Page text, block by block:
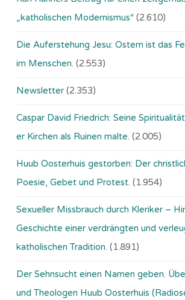
„katholischen Modernismus“ (2.610)
Die Auferstehung Jesu: Ostern ist das
im Menschen. (2.553)
Newsletter (2.353)
Caspar David Friedrich: Seine
er Kirchen als Ruinen malte. (2.005)
Huub Oosterhuis gestorben: Der
Poesie, Gebet und Protest. (1.954)
Sexueller Missbrauch durch Kleriker –
Geschichte einer verdrängten und
katholischen Tradition. (1.891)
Der Sehnsucht einen Namen geben.
und Theologen Huub Oosterhuis